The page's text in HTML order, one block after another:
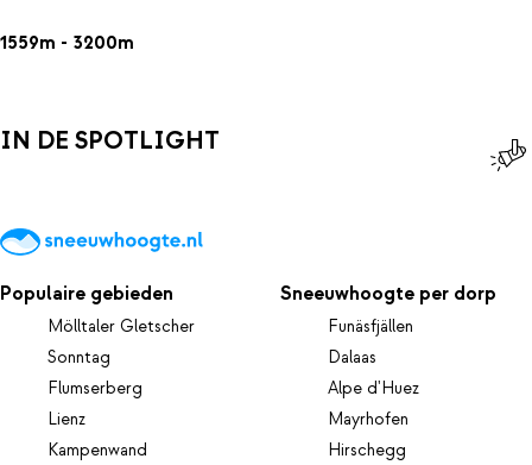
1559m - 3200m
IN DE SPOTLIGHT
Populaire gebieden
Mölltaler Gletscher
Sonntag
Flumserberg
Lienz
Kampenwand
Sneeuwhoogte per dorp
Funäsfjällen
Dalaas
Alpe d'Huez
Mayrhofen
Hirschegg